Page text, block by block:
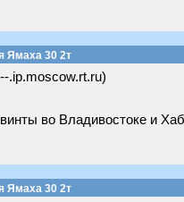
Ямаха 30 2т
.ip.moscow.rt.ru)
во Владивостоке и
Ямаха 30 2т